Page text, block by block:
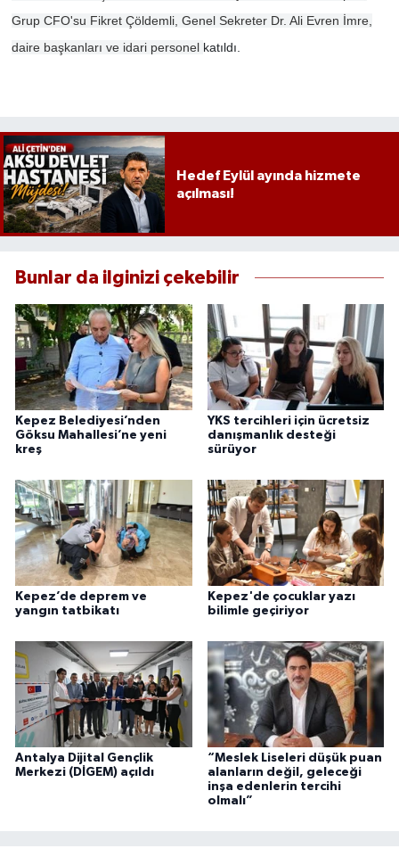
Grup CFO'su Fikret Çöldemli, Genel Sekreter Dr. Ali Evren İmre,
daire başkanları ve idari personel katıldı.
Hedef Eylül ayında hizmete
açılması!
Bunlar da ilginizi çekebilir
Kepez Belediyesi’nden
Göksu Mahallesi’ne yeni
kreş
YKS tercihleri için ücretsiz
danışmanlık desteği
sürüyor
Kepez’de deprem ve
yangın tatbikatı
Kepez'de çocuklar yazı
bilimle geçiriyor
Antalya Dijital Gençlik
Merkezi (DİGEM) açıldı
“Meslek Liseleri düşük puan
alanların değil, geleceği
inşa edenlerin tercihi
olmalı”